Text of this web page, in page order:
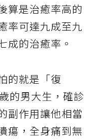
算是治癒率高的
率可達九成至九
成的治癒率。
的就是「復
的男大生，確診
副作用讓他相當
瘍，全身痛到無